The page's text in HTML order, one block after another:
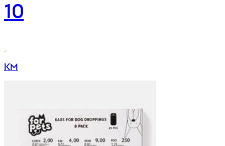
10
KM